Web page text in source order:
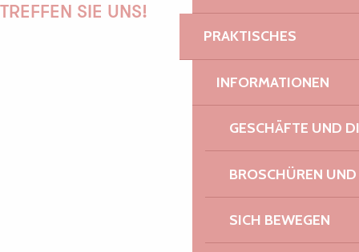
PRAKTISCHES
INFORMATIONEN
GESCHÄFTE UND
BROSCHÜREN
SICH BEWEGEN
TREFFEN SIE UNS!
PAULINE
AUDREY